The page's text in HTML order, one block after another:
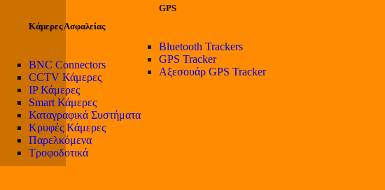
Κάμερες Ασφαλείας
BNC Connectors
CCTV Κάμερες
IP Κάμερες
Smart Κάμερες
Καταγραφικά Συστήματα
Κρυφές Κάμερες
Παρελκόμενα
Τροφοδοτικά
GPS
Bluetooth Trackers
GPS Tracker
Αξεσουάρ GPS Tracker